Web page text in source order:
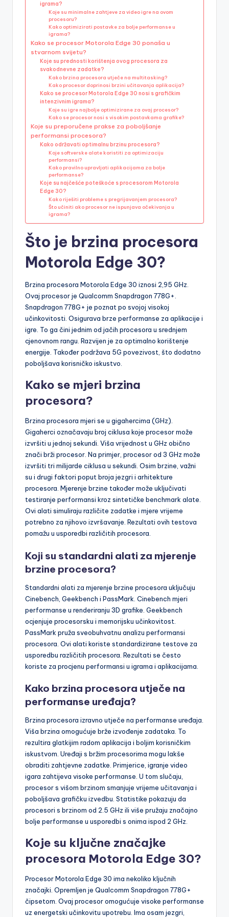
igrama?
Koje su minimalne zahtjeve za video igre na ovom
procesoru?
Kako optimizirati postavke za bolje performanse u
igrama?
Kako se procesor Motorola Edge 30 ponaša u
stvarnom svijetu?
Koje su prednosti korištenja ovog procesora za
svakodnevne zadatke?
Kako brzina procesora utječe na multitasking?
Kako procesor doprinosi brzini učitavanja aplikacija?
Kako se procesor Motorola Edge 30 nosi s grafičkim
intenzivnim igrama?
Koje su igre najbolje optimizirane za ovaj procesor?
Kako se procesor nosi s visokim postavkama grafike?
Koje su preporučene prakse za poboljšanje
performansi procesora?
Kako održavati optimalnu brzinu procesora?
Koje softverske alate koristiti za optimizaciju
performansi?
Kako pravilno upravljati aplikacijama za bolje
performanse?
Koje su najčešće poteškoće s procesorom Motorola
Edge 30?
Kako riješiti probleme s pregrijavanjem procesora?
Što učiniti ako procesor ne ispunjava očekivanja u
igrama?
Što je brzina procesora
Motorola Edge 30?
Brzina procesora Motorola Edge 30 iznosi 2,95 GHz.
Ovaj procesor je Qualcomm Snapdragon 778G+.
Snapdragon 778G+ je poznat po svojoj visokoj
učinkovitosti. Osigurava brze performanse za aplikacije i
igre. To ga čini jednim od jačih procesora u srednjem
cjenovnom rangu. Razvijen je za optimalno korištenje
energije. Također podržava 5G povezivost, što dodatno
poboljšava korisničko iskustvo.
Kako se mjeri brzina
procesora?
Brzina procesora mjeri se u gigahercima (GHz).
Gigaherci označavaju broj ciklusa koje procesor može
izvršiti u jednoj sekundi. Viša vrijednost u GHz obično
znači brži procesor. Na primjer, procesor od 3 GHz može
izvršiti tri milijarde ciklusa u sekundi. Osim brzine, važni
su i drugi faktori poput broja jezgri i arhitekture
procesora. Mjerenje brzine također može uključivati
testiranje performansi kroz sintetičke benchmark alate.
Ovi alati simuliraju različite zadatke i mjere vrijeme
potrebno za njihovo izvršavanje. Rezultati ovih testova
pomažu u usporedbi različitih procesora.
Koji su standardni alati za mjerenje
brzine procesora?
Standardni alati za mjerenje brzine procesora uključuju
Cinebench, Geekbench i PassMark. Cinebench mjeri
performanse u renderiranju 3D grafike. Geekbench
ocjenjuje procesorsku i memorijsku učinkovitost.
PassMark pruža sveobuhvatnu analizu performansi
procesora. Ovi alati koriste standardizirane testove za
usporedbu različitih procesora. Rezultati se često
koriste za procjenu performansi u igrama i aplikacijama.
Kako brzina procesora utječe na
performanse uređaja?
Brzina procesora izravno utječe na performanse uređaja.
Viša brzina omogućuje brže izvođenje zadataka. To
rezultira glatkijim radom aplikacija i boljim korisničkim
iskustvom. Uređaji s bržim procesorima mogu lakše
obraditi zahtjevne zadatke. Primjerice, igranje video
igara zahtijeva visoke performanse. U tom slučaju,
procesor s višom brzinom smanjuje vrijeme učitavanja i
poboljšava grafičku izvedbu. Statistike pokazuju da
procesori s brzinom od 2.5 GHz ili više pružaju značajno
bolje performanse u usporedbi s onima ispod 2 GHz.
Koje su ključne značajke
procesora Motorola Edge 30?
Procesor Motorola Edge 30 ima nekoliko ključnih
značajki. Opremljen je Qualcomm Snapdragon 778G+
čipsetom. Ovaj procesor omogućuje visoke performanse
uz energetski učinkovitu upotrebu. Ima osam jezgri,